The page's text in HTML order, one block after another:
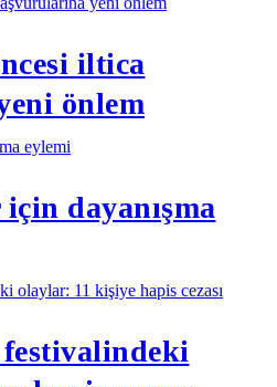
iltica
önlem
dayanışma
festivalindeki